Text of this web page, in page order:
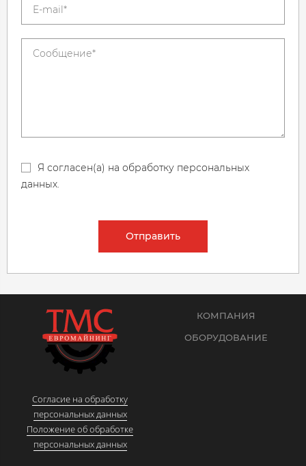
Я согласен(а) на обработку персональных
данных.
Отправить
Согласие на обработку
персональных данных
Положение об обработке
персональных данных
КОМПАНИЯ
ОБОРУДОВАНИЕ